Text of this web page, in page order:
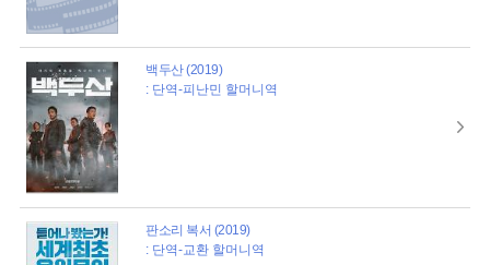
백두산 (2019)
: 단역-피난민 할머니역
판소리 복서 (2019)
: 단역-교환 할머니역